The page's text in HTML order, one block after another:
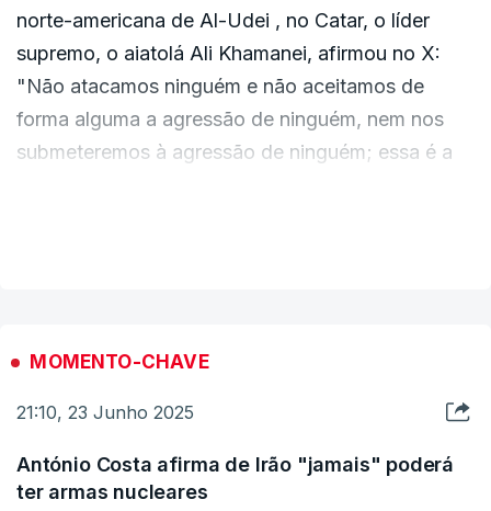
norte-americana de Al-Udei , no Catar, o líder
supremo, o aiatolá Ali Khamanei, afirmou no X:
"Não atacamos ninguém e não aceitamos de
forma alguma a agressão de ninguém, nem nos
submeteremos à agressão de ninguém; essa é a
pic.twitter.com/gMKCAyf2mc
MOMENTO-CHAVE
21:10, 23 Junho 2025
António Costa afirma de Irão "jamais" poderá
ter armas nucleares